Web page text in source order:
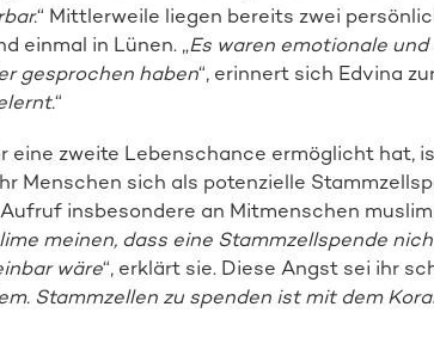
“ Mittlerweile liegen bereits zwei
einmal in Lünen. „Es waren emotionale und
gesprochen haben“, erinnert sich Edvina
“
eine zweite Lebenschance ermöglicht hat,
Menschen sich als potenzielle
insbesondere an Mitmenschen
meinen, dass eine Stammzellspende
wäre“, erklärt sie. Diese Angst sei ihr
Stammzellen zu spenden ist mit dem